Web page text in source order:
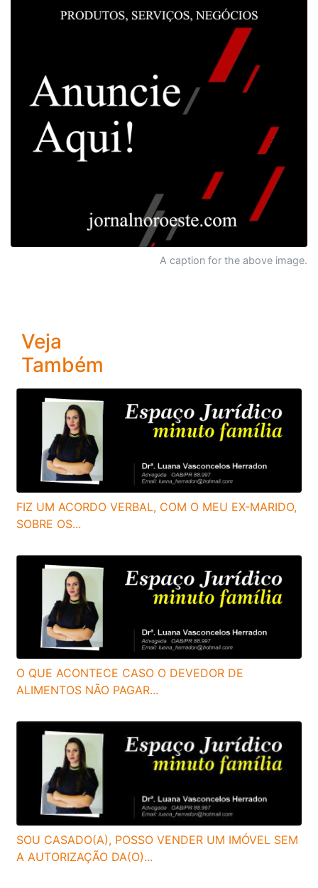
A caption for the above image.
Veja
Também
FIZ UM ACORDO VERBAL, COM O MEU EX-MARIDO,
SOBRE OS...
O QUE ACONTECE CASO O DEVEDOR DE
ALIMENTOS NÃO PAGAR...
SOU CASADO(A), POSSO VENDER UM IMÓVEL SEM
A AUTORIZAÇÃO DA(O)...